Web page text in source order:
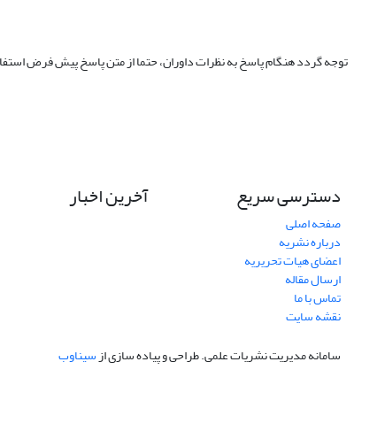
توجه گردد هنگام پاسخ به نظرات داوران، حتما از متن پاسخ پیش فرض
دسترسی سریع
صفحه اصلی
درباره نشریه
اعضای هیات تحریریه
ارسال مقاله
تماس با ما
نقشه سایت
آخرین اخبار
سامانه مدیریت نشریات علمی.طراحی و پیاده سازی ازسیناوب